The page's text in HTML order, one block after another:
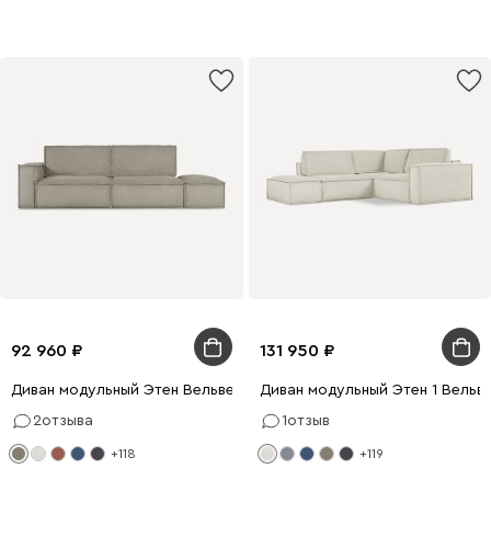
92 960
Диван модульный Этен Вельвет Бежевый
2отзыва
+118
131 950
Диван модульный Этен 1
1отзыв
+119